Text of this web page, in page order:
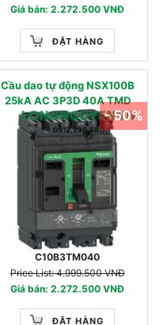
Giá bán: 2.272.500 VNĐ
ĐẶT HÀNG
Cầu dao tự động NSX100B
25kA AC 3P3D 40A TMD
C10B3TM040
Price List: 4.999.500 VNĐ
Giá bán: 2.272.500 VNĐ
ĐẶT HÀNG
- 50%